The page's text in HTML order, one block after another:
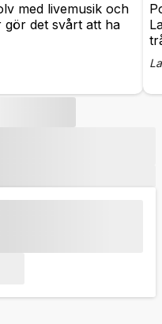
med livemusik och
gör det svårt att ha